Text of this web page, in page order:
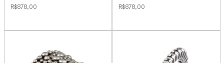
R$878,00
R$878,00